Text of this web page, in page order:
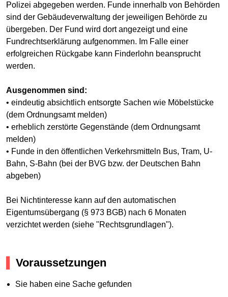
Polizei abgegeben werden. Funde innerhalb von Behörden
sind der Gebäudeverwaltung der jeweiligen Behörde zu
übergeben. Der Fund wird dort angezeigt und eine
Fundrechtserklärung aufgenommen. Im Falle einer
erfolgreichen Rückgabe kann Finderlohn beansprucht
werden.
Ausgenommen sind:
• eindeutig absichtlich entsorgte Sachen wie Möbelstücke
(dem Ordnungsamt melden)
• erheblich zerstörte Gegenstände (dem Ordnungsamt
melden)
• Funde in den öffentlichen Verkehrsmitteln Bus, Tram, U-
Bahn, S-Bahn (bei der BVG bzw. der Deutschen Bahn
abgeben)
Bei Nichtinteresse kann auf den automatischen
Eigentumsübergang (§ 973 BGB) nach 6 Monaten
verzichtet werden (siehe "Rechtsgrundlagen").
Voraussetzungen
Sie haben eine Sache gefunden